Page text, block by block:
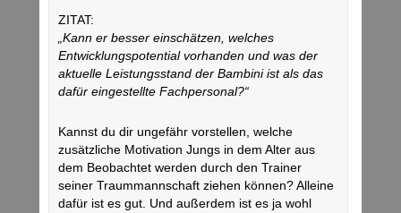
ZITAT:
„Kann er besser einschätzen, welches
Entwicklungspotential vorhanden und was der
aktuelle Leistungsstand der Bambini ist als das
dafür eingestellte Fachpersonal?“
Kannst du dir ungefähr vorstellen, welche
zusätzliche Motivation Jungs in dem Alter aus
dem Beobachtet werden durch den Trainer
seiner Traummannschaft ziehen können? Alleine
dafür ist es gut. Und außerdem ist es ja wohl